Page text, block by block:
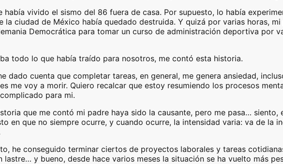
vivido el sismo del 86 fuera de casa. Por supuesto, lo había
la ciudad de México había quedado destruida. Y quizá por varias horas,
Democrática para tomar un curso de administración deportiva por
todo lo que había traído para nosotros, me contó esta historia.
dado cuenta que completar tareas, en general, me genera ansiedad,
me voy a morir. Quiero recalcar que estoy resumiendo los procesos
para mi.
que me contó mi padre haya sido la causante, pero me pasa… siento,
en que no siempre ocurre, y cuando ocurre, la intensidad varia: va de la
he conseguido terminar ciertos de proyectos laborales y tareas
y bueno, desde hace varios meses la situación se ha vuelto más